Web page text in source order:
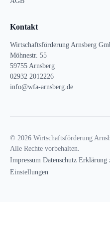
Kontakt
Wirtschaftsförderung Arnsberg
Möhnestr. 55
59755 Arnsberg
02932 2012226
info@wfa-arnsberg.de
© 2026 Wirtschaftsförderung
Alle Rechte vorbehalten.
Impressum Datenschutz Erklärung
Einstellungen